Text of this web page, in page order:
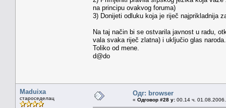
na principu ovakvog foruma)
3) Donijeti odluku koja je riječ najprikladnija
Na taj način bi se ostvarila javnost u radu,
vala svaka riječ zlatna) i uključio glas naroda.
Toliko od mene.
d@do
Maduixa
староседелац
Одг: browser
« Одговор #28 у: 00.14 ч.